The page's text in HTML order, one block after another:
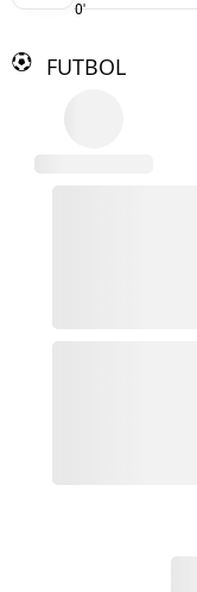
0'
FUTBOL